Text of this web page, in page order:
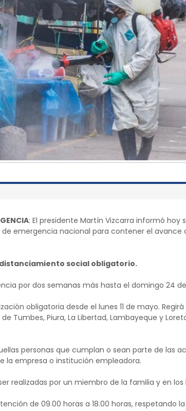
: El presidente Martín Vizcarra informó hoy
emergencia nacional para contener el avance
social obligatorio.
por dos semanas más hasta el domingo 24
obligatoria desde el lunes 11 de mayo.
Tumbes, Piura, La Libertad, Lambayeque y
personas que cumplan o sean parte de las
la empresa o institución empleadora.
realizadas por un miembro de la familia y en
de 09.00 horas a 18.00 horas, respetando